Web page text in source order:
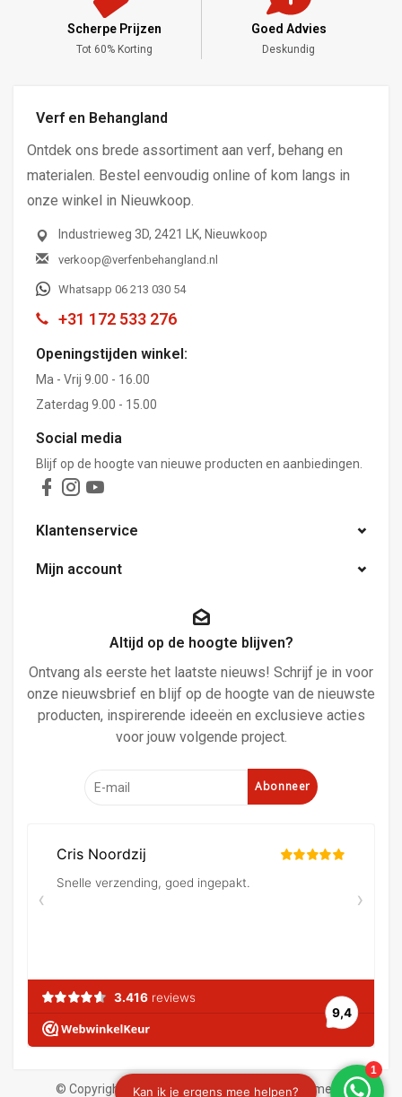
Scherpe Prijzen
Tot 60% Korting
Goed Advies
Deskundig
Verf en Behangland
Ontdek ons brede assortiment aan verf, behang en
materialen. Bestel eenvoudig online of kom langs in
onze winkel in Nieuwkoop.
Industrieweg 3D, 2421 LK, Nieuwkoop
verkoop@verfenbehangland.nl
Whatsapp 06 213 030 54
+31 172 533 276
Openingstijden winkel:
Ma - Vrij 9.00 - 16.00
Zaterdag 9.00 - 15.00
Social media
Blijf op de hoogte van nieuwe producten en aanbiedingen.
Klantenservice
Mijn account
Altijd op de hoogte blijven?
Ontvang als eerste het laatste nieuws! Schrijf je in voor
onze nieuwsbrief en blijf op de hoogte van de nieuwste
producten, inspirerende ideeën en exclusieve acties
voor jouw volgende project.
Abonneer
© Copyright 2026 Verf en behangland | Algemene